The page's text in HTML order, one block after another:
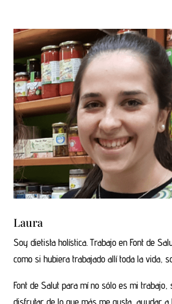
Laura
Soy dietista holística. Trabajo en Font de
como si hubiera trabajado allí toda la vida,
Font de Salut para mí no sólo es mi trabajo,